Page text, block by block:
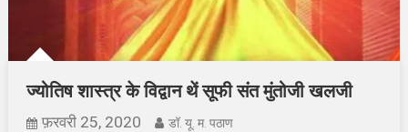
ज्योतिष शास्त्र के विद्वान थें सूफी संत मुंतोजी खलजी
फ़रवरी 25, 2020 डॉ. यू. म. पठाण